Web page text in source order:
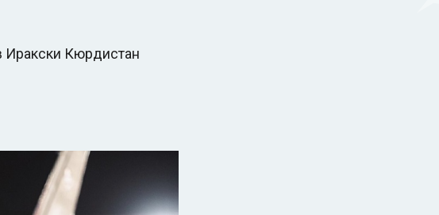
Иракски Кюрдистан